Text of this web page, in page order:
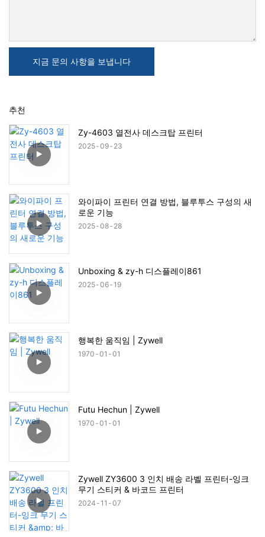
지금 문의 사항을 보냅니다
추천
Zy-4603 열전사 데스크탑 프린터
2025 09 23
와이파이 프린터 연결 방법, 블루투스 구성의 새
로운 기능
2025 08 28
Unboxing & zy-h 디스플레이861
2025 06 19
행복한 움직임 | Zywell
1970 01 01
Futu Hechun | Zywell
1970 01 01
Zywell ZY3600 3 인치 배송 라벨 프린터-잉크
무기 스티커 & 바코드 프린터
2024 11 07